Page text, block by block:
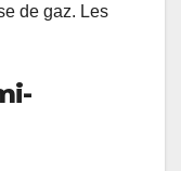
de gaz. Les